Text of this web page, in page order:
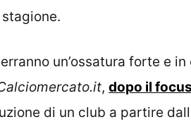
un’ossatura forte e
, dopo il
di un club a partire